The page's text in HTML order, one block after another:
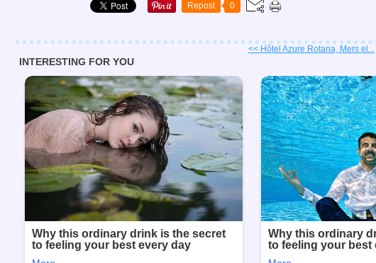
Repost 0
<< Hôtel Azure Rotana, Mers el...